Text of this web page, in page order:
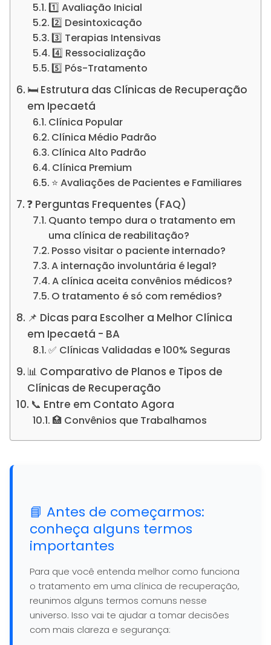
1️⃣ Avaliação Inicial
2️⃣ Desintoxicação
3️⃣ Terapias Intensivas
4️⃣ Ressocialização
5️⃣ Pós-Tratamento
🛏️ Estrutura das Clínicas de Recuperação
em Ipecaetá
Clínica Popular
Clínica Médio Padrão
Clínica Alto Padrão
Clínica Premium
⭐ Avaliações de Pacientes e Familiares
❓ Perguntas Frequentes (FAQ)
Quanto tempo dura o tratamento em
uma clínica de reabilitação?
Posso visitar o paciente internado?
A internação involuntária é legal?
A clínica aceita convênios médicos?
O tratamento é só com remédios?
📌 Dicas para Escolher a Melhor Clínica
em Ipecaetá - BA
✅ Clínicas Validadas e 100% Seguras
📊 Comparativo de Planos e Tipos de
Clínicas de Recuperação
📞 Entre em Contato Agora
🏥 Convênios que Trabalhamos
📘 Antes de começarmos:
conheça alguns termos
importantes
Para que você entenda melhor como funciona
o tratamento em uma clínica de recuperação,
reunimos alguns termos comuns nesse
universo. Isso vai te ajudar a tomar decisões
com mais clareza e segurança: